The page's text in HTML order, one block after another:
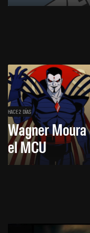
HACE 2 DÍAS
Wagner
el MCU